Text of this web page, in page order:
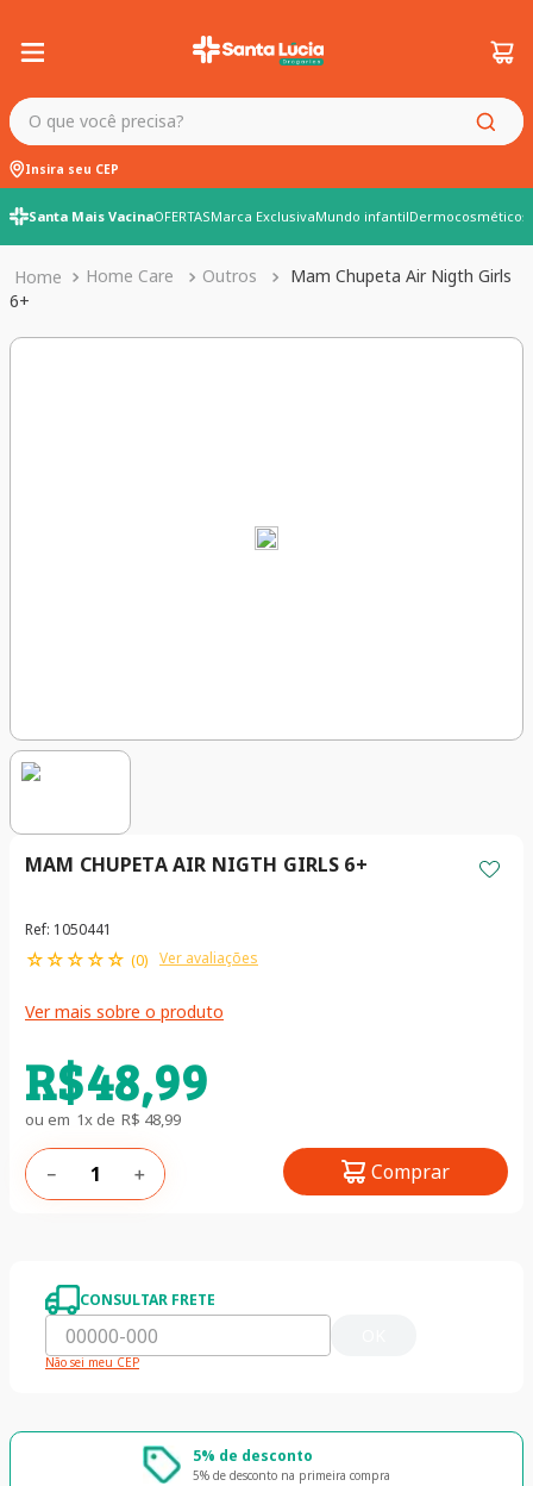
O que você precisa?
Insira seu CEP
Santa Mais VacinaOFERTASMarca ExclusivaMundo infantilDermocosméticos
Home Care Outros
Mam Chupeta Air Nigth Girls
6+
MAM CHUPETA AIR NIGTH GIRLS 6+
Ref: 1050441
☆☆☆☆☆ (0) Ver avaliações
Ver mais sobre o produto
R$48,99
ou em 1x de R$ 48,99
＋
－ Comprar
CONSULTAR FRETE
Não sei meu CEP
5% de desconto
5% de desconto na primeira compra